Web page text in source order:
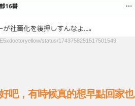
status/1743758251517501549
吧，有時候真的想早點回家也